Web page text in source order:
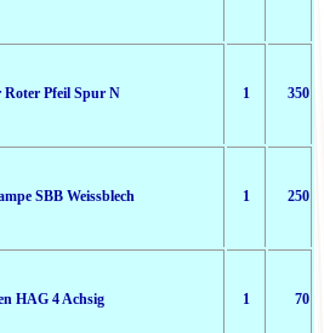
Roter Pfeil Spur N 1 350
SBB Weissblech 1 250
HAG 4 Achsig 1 70